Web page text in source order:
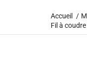
Accueil
Fil à